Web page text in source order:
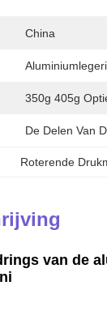
China
350g 405g
De Delen Van
Roterende
van de